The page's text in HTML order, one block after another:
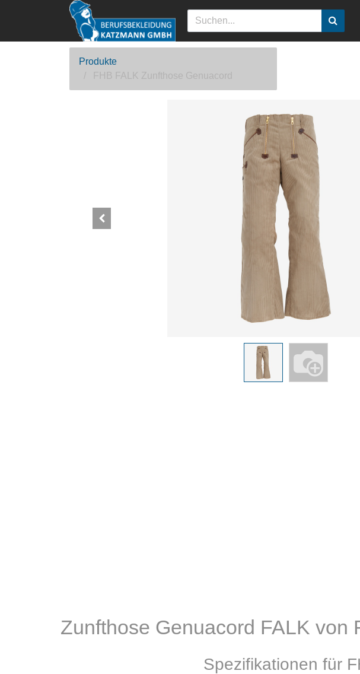
Produkte
FHB FALK Zunfthose Genuacord
Zunfthose Genuacord FALK von
Spezifikationen für